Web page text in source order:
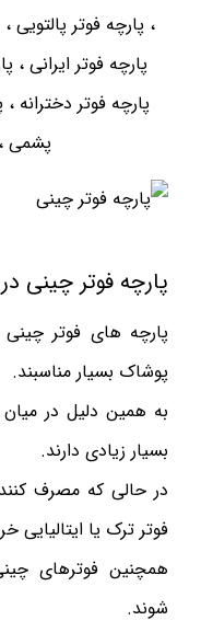
، پارچه فوتر پالتویی
پارچه فوتر ایرانی ،
پارچه فوتر دخترانه ،
پشمی
پارچه فوتر چینی در
پارچه های فوتر
پوشاک بسیار مناسبند.
به همین دلیل در میان
بسیار زیادی دارند.
در حالی که مصرف
فوتر ترک یا ایتالیایی
همچنین فوترهای
شوند.